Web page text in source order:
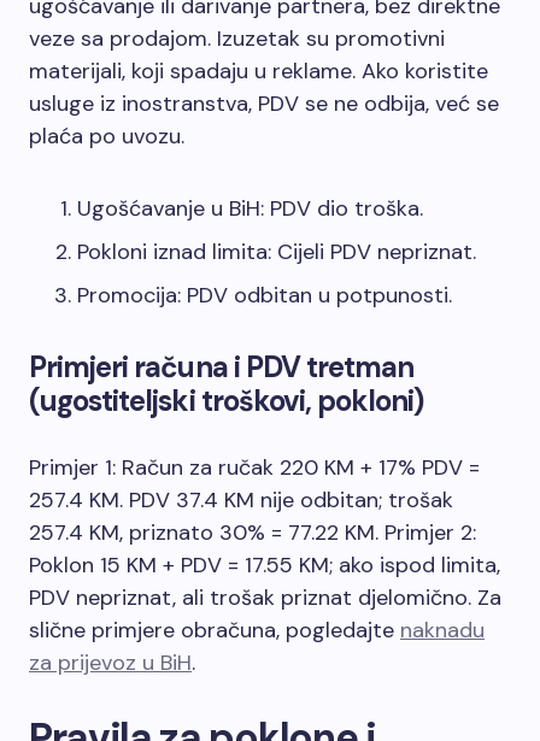
ugošćavanje ili darivanje partnera, bez direktne
veze sa prodajom. Izuzetak su promotivni
materijali, koji spadaju u reklame. Ako koristite
usluge iz inostranstva, PDV se ne odbija, već se
plaća po uvozu.
Ugošćavanje u BiH: PDV dio troška.
Pokloni iznad limita: Cijeli PDV nepriznat.
Promocija: PDV odbitan u potpunosti.
Primjeri računa i PDV tretman
(ugostiteljski troškovi, pokloni)
Primjer 1: Račun za ručak 220 KM + 17% PDV =
257.4 KM. PDV 37.4 KM nije odbitan; trošak
257.4 KM, priznato 30% = 77.22 KM. Primjer 2:
Poklon 15 KM + PDV = 17.55 KM; ako ispod limita,
PDV nepriznat, ali trošak priznat djelomično. Za
slične primjere obračuna, pogledajte naknadu
za prijevoz u BiH.